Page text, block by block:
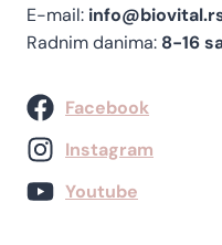
E-mail:
Radnim danima: 8-16
Facebook
Instagram
Youtube